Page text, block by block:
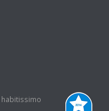
habitissimo